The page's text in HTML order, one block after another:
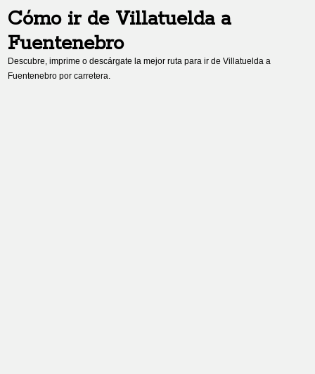
Cómo ir de Villatueldaa
Fuentenebro
Descubre, imprime o descárgate la mejor ruta para ir deVillatuelda a
Fuentenebro por carretera.